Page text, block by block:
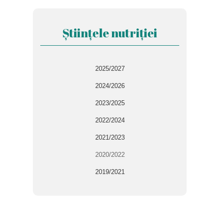
Științele nutriției
2025/2027
2024/2026
2023/2025
2022/2024
2021/2023
2020/2022
2019/2021